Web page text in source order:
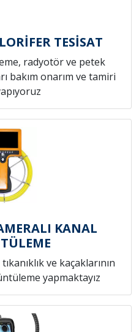
TESİSAT
radyotör ve petek
bakım onarım ve tamiri
KANAL
ve kaçaklarının
yapmaktayız